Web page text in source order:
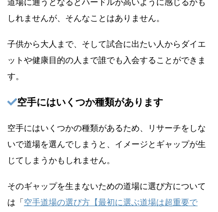
しれませんが、そんなことはありません。
子供から大人まで、そして試合に出たい人からダイエ
ットや健康目的の人まで誰でも入会することができま
す。
空手にはいくつか種類があります
空手にはいくつかの種類があるため、リサーチをしな
いで道場を選んでしまうと、イメージとギャップが生
じてしまうかもしれません。
そのギャップを生まないための道場に選び方について
は「空手道場の選び方【最初に選ぶ道場は超重要で